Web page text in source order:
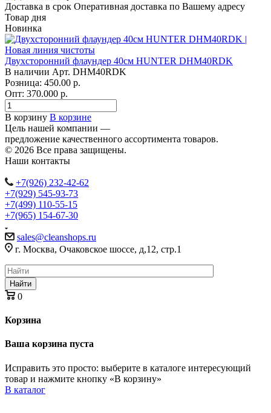
Доставка в срок Оперативная доставка по Вашему адресу
Товар дня
Новинка
Двухсторонний флаундер 40см HUNTER DHM40RDK
В наличии Арт. DHM40RDK
Розница: 450.00 р.
Опт: 370.000 р.
В корзину В корзине
Цель нашей компании —
предложение качественного ассортимента товаров.
© 2026 Все права защищены.
Наши контакты
+7(926) 232-42-62
+7(929) 545-93-73
+7(499) 110-55-15
+7(965) 154-67-30
sales@cleanshops.ru
г. Москва, Очаковское шоссе, д,12, стр.1
Найти
0
Корзина
Ваша корзина пуста
Исправить это просто: выберите в каталоге интересующий
товар и нажмите кнопку «В корзину»
В каталог